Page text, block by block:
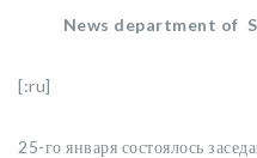
News department of
[:ru]
25-го января состоялось